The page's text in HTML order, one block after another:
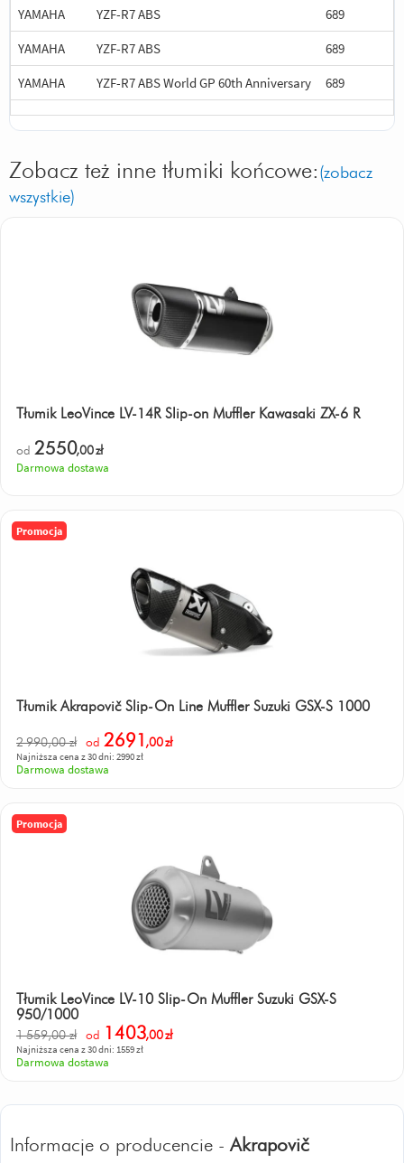
YAMAHA
YZF-R7 ABS
689
YAMAHA
YZF-R7 ABS
689
YAMAHA
YZF-R7 ABS World GP 60th Anniversary 689
Zobacz też inne tłumiki końcowe: (zobacz
wszystkie)
Tłumik LeoVince LV-14R Slip-on Muffler Kawasaki ZX-6 R
od 2550,00zł
Darmowa dostawa
Promocja
Tłumik Akrapovič Slip-On Line Muffler Suzuki GSX-S 1000
2 990,00 zł od 2691,00zł
Najniższa cena z 30 dni: 2990 zł
Darmowa dostawa
Promocja
Tłumik LeoVince LV-10 Slip-On Muffler Suzuki GSX-S
950/1000
1 559,00 zł od 1403,00zł
Najniższa cena z 30 dni: 1559 zł
Darmowa dostawa
Informacje o producencie - Akrapovič